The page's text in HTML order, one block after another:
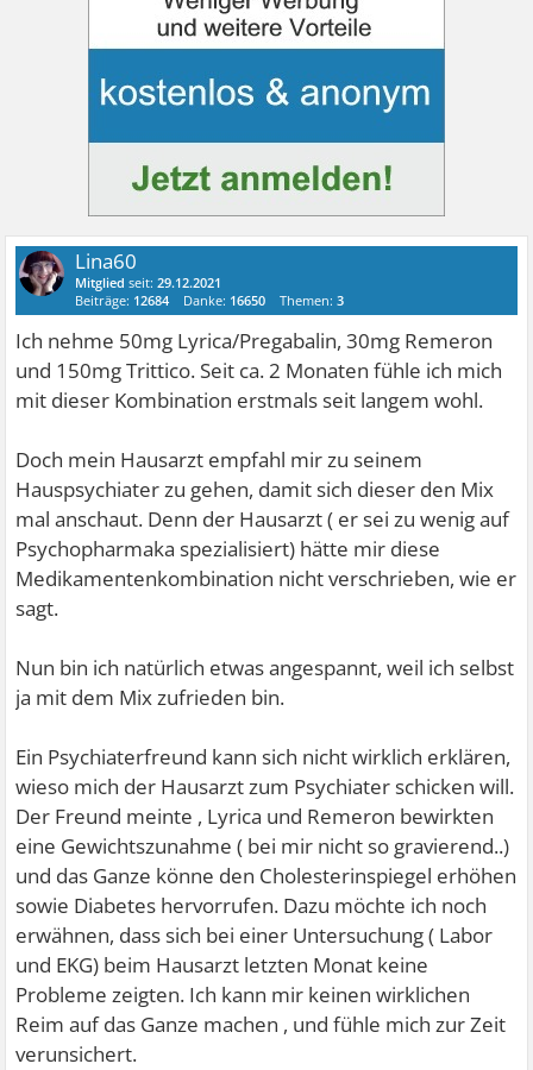
Lina60
Mitglied seit:29.12.2021
Beiträge: 12684 Danke: 16650 Themen:3
Ich nehme 50mg Lyrica/Pregabalin, 30mg Remeron
und 150mg Trittico. Seit ca. 2 Monaten fühle ich mich
mit dieser Kombination erstmals seit langem wohl.
Doch mein Hausarzt empfahl mir zu seinem
Hauspsychiater zu gehen, damit sich dieser den Mix
mal anschaut. Denn der Hausarzt ( er sei zu wenig auf
Psychopharmaka spezialisiert) hätte mir diese
Medikamentenkombination nicht verschrieben, wie er
sagt.
Nun bin ich natürlich etwas angespannt, weil ich selbst
ja mit dem Mix zufrieden bin.
Ein Psychiaterfreund kann sich nicht wirklich erklären,
wieso mich der Hausarzt zum Psychiater schicken will.
Der Freund meinte , Lyrica und Remeron bewirkten
eine Gewichtszunahme ( bei mir nicht so gravierend..)
und das Ganze könne den Cholesterinspiegel erhöhen
sowie Diabetes hervorrufen. Dazu möchte ich noch
erwähnen, dass sich bei einer Untersuchung ( Labor
und EKG) beim Hausarzt letzten Monat keine
Probleme zeigten. Ich kann mir keinen wirklichen
Reim auf das Ganze machen , und fühle mich zur Zeit
verunsichert.